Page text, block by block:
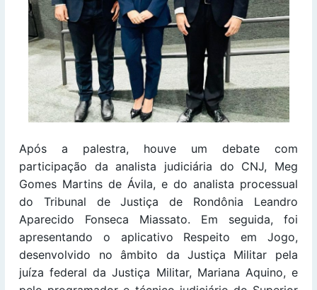
Após a palestra, houve um debate com
participação da analista judiciária do CNJ, Meg
Gomes Martins de Ávila, e do analista processual
do Tribunal de Justiça de Rondônia Leandro
Aparecido Fonseca Miassato. Em seguida, foi
apresentando o aplicativo Respeito em Jogo,
desenvolvido no âmbito da Justiça Militar pela
juíza federal da Justiça Militar, Mariana Aquino, e